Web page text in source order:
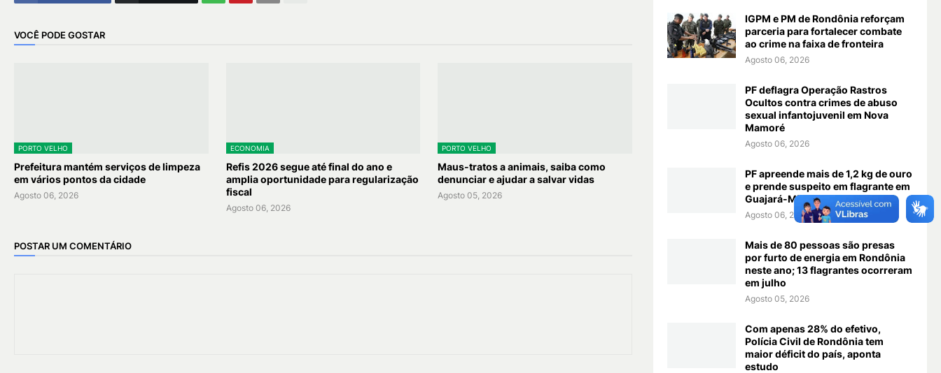
VOCÊ PODE GOSTAR
PORTO VELHO
Prefeitura mantém serviços de limpeza
em vários pontos da cidade
Agosto 06, 2026
ECONOMIA
Refis 2026 segue até final do ano e
amplia oportunidade para regularização
fiscal
Agosto 06, 2026
PORTO VELHO
Maus-tratos a animais, saiba como
denunciar e ajudar a salvar vidas
Agosto 05, 2026
POSTAR UM COMENTÁRIO
IGPM e PM de Rondônia reforçam
parceria para fortalecer combate
ao crime na faixa de fronteira
Agosto 06, 2026
PF deflagra Operação Rastros
Ocultos contra crimes de abuso
sexual infantojuvenil em Nova
Mamoré
Agosto 06, 2026
PF apreende mais de 1,2 kg de ouro
e prende suspeito em flagrante em
Guajará-Mirim
Agosto 06, 2026
Mais de 80 pessoas são presas
por furto de energia em Rondônia
neste ano; 13 flagrantes ocorreram
em julho
Agosto 05, 2026
Com apenas 28% do efetivo,
Polícia Civil de Rondônia tem
maior déficit do país, aponta
estudo